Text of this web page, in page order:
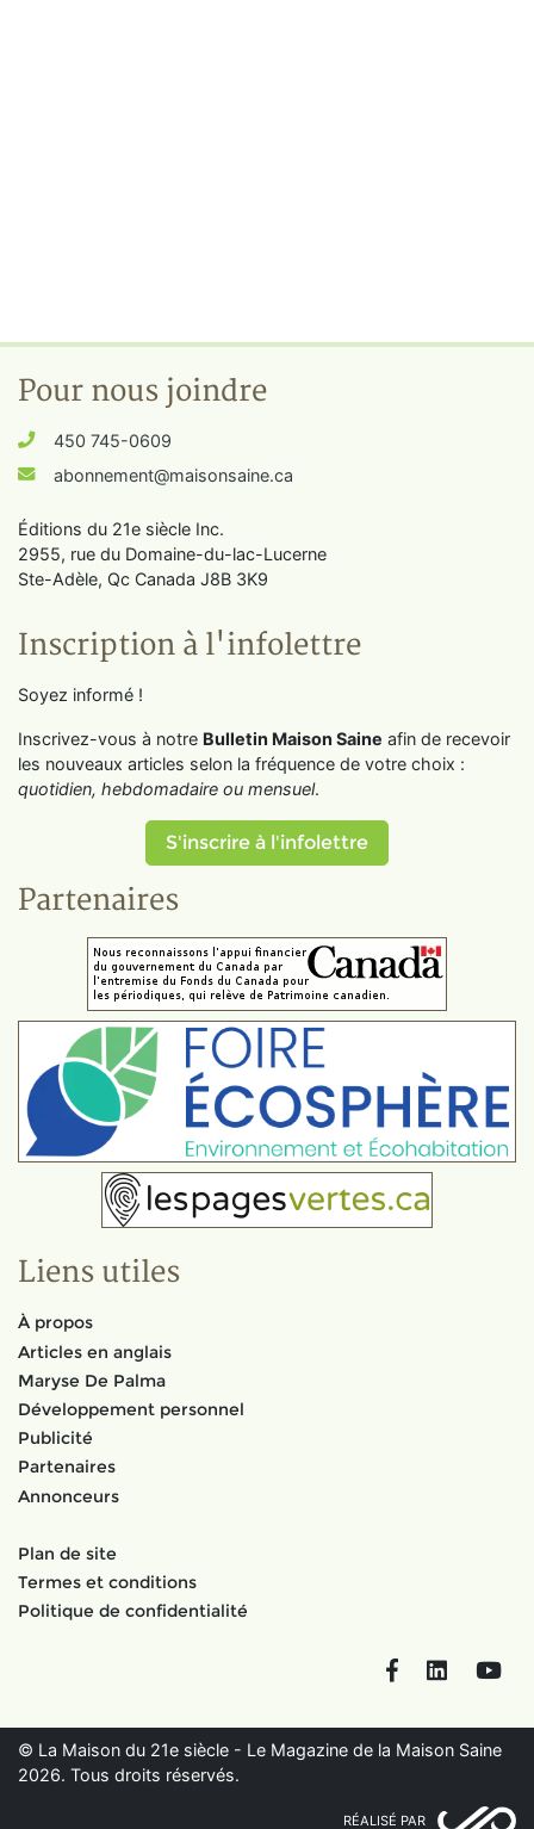
Pour nous joindre
450 745-0609
abonnement@maisonsaine.ca
Éditions du 21e siècle Inc.
2955, rue du Domaine-du-lac-Lucerne
Ste-Adèle, Qc Canada J8B 3K9
Inscription à l'infolettre
Soyez informé !
Inscrivez-vous à notre Bulletin Maison Saine afin de recevoir
les nouveaux articles selon la fréquence de votre choix :
quotidien, hebdomadaire ou mensuel.
S'inscrire à l'infolettre
Partenaires
Liens utiles
À propos
Articles en anglais
Maryse De Palma
Développement personnel
Publicité
Partenaires
Annonceurs
Plan de site
Termes et conditions
Politique de confidentialité
FacebookLinkedIn
© La Maison du 21e siècle - Le Magazine de la Maison Saine
2026. Tous droits réservés.
RÉALISÉ PAR